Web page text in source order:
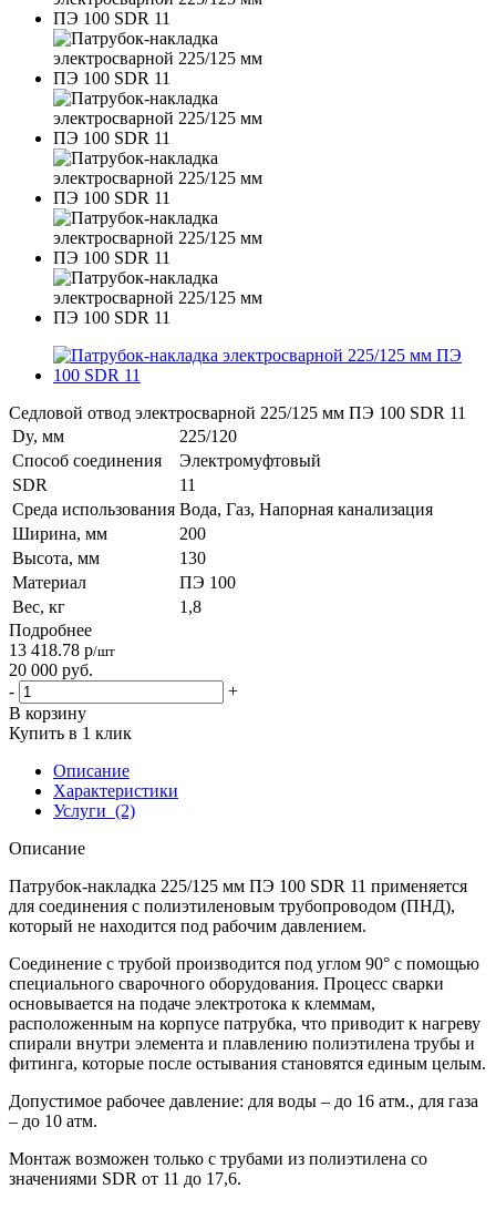
Седловой отвод электросварной 225/125 мм ПЭ 100 SDR 11
Dy, мм
225/120
Способ соединения
Электромуфтовый
SDR
11
Среда использования Вода, Газ, Напорная канализация
Ширина, мм
200
Высота, мм
130
Материал
ПЭ 100
Вес, кг
1,8
Подробнее
13 418.78 р/шт
20 000 руб.
-
+
В корзину
Купить в 1 клик
Описание
Характеристики
Услуги (2)
Описание
Патрубок-накладка 225/125 мм ПЭ 100 SDR 11 применяется
для соединения с полиэтиленовым трубопроводом (ПНД),
который не находится под рабочим давлением.
Соединение с трубой производится под углом 90° с помощью
специального сварочного оборудования. Процесс сварки
основывается на подаче электротока к клеммам,
расположенным на корпусе патрубка, что приводит к нагреву
спирали внутри элемента и плавлению полиэтилена трубы и
фитинга, которые после остывания становятся единым целым.
Допустимое рабочее давление: для воды – до 16 атм., для газа
– до 10 атм.
Монтаж возможен только с трубами из полиэтилена со
значениями SDR от 11 до 17,6.